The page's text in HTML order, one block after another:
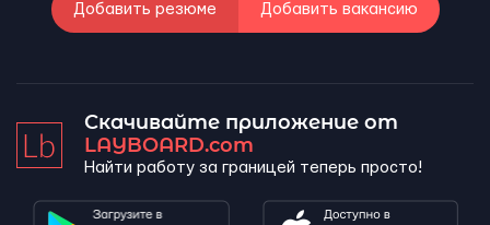
Добавить резюме Добавить вакансию
Скачивайте приложение от
LAYBOARD.com
Найти работу за границей теперь просто!